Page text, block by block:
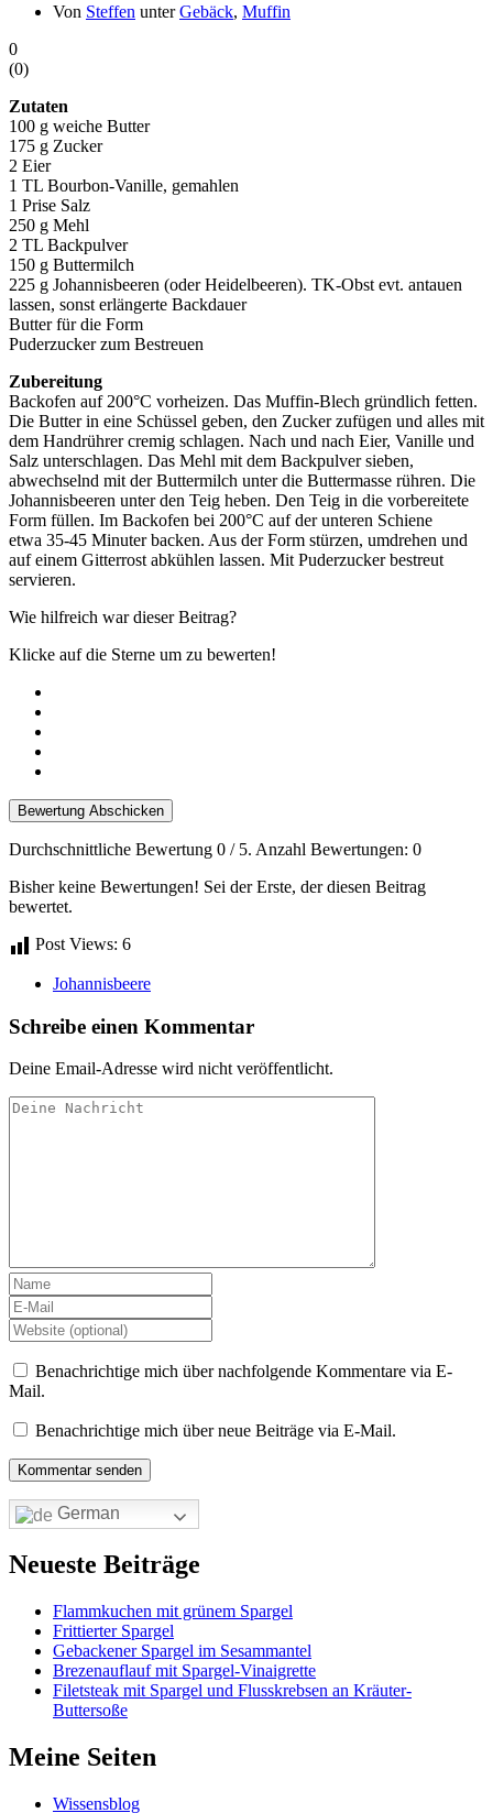
Von Steffen unterGebäck, Muffin
0
(0)
Zutaten
100 g weiche Butter
175 g Zucker
2 Eier
1 TL Bourbon-Vanille, gemahlen
1 Prise Salz
250 g Mehl
2 TL Backpulver
150 g Buttermilch
225 g Johannisbeeren (oder Heidelbeeren). TK-Obst evt. antauen
lassen, sonst erlängerte Backdauer
Butter für die Form
Puderzucker zum Bestreuen
Zubereitung
Backofen auf 200°C vorheizen. Das Muffin-Blech gründlich fetten.
Die Butter in eine Schüssel geben, den Zucker zufügen und alles mit
dem Handrührer cremig schlagen. Nach und nach Eier, Vanille und
Salz unterschlagen. Das Mehl mit dem Backpulver sieben,
abwechselnd mit der Buttermilch unter die Buttermasse rühren. Die
Johannisbeeren unter den Teig heben. Den Teig in die vorbereitete
Form füllen. Im Backofen bei 200°C auf der unteren Schiene
etwa 35-45 Minuter backen. Aus der Form stürzen, umdrehen und
auf einem Gitterrost abkühlen lassen. Mit Puderzucker bestreut
servieren.
Wie hilfreich war dieser Beitrag?
Klicke auf die Sterne um zu bewerten!
Bewertung Abschicken
Durchschnittliche Bewertung 0 / 5. Anzahl Bewertungen: 0
Bisher keine Bewertungen! Sei der Erste, der diesen Beitrag
bewertet.
Post Views: 6
Johannisbeere
Schreibe einen Kommentar
Deine Email-Adresse wird nicht veröffentlicht.
Benachrichtige mich über nachfolgende Kommentare via E-
Mail.
Benachrichtige mich über neue Beiträge via E-Mail.
German
Neueste Beiträge
Flammkuchen mit grünem Spargel
Frittierter Spargel
Gebackener Spargel im Sesammantel
Brezenauflauf mit Spargel-Vinaigrette
Filetsteak mit Spargel und Flusskrebsen an Kräuter-
Buttersoße
Meine Seiten
Wissensblog